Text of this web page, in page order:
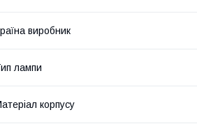
виробник
лампи
корпусу